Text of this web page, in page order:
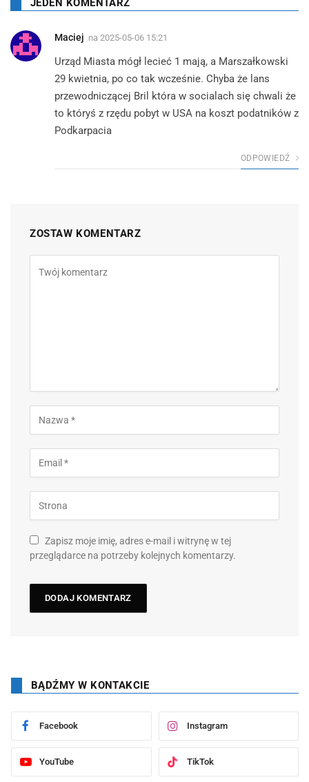
Maciej na 2025-05-06 15:21
Urząd Miasta mógł lecieć 1 mają, a Marszałkowski
29 kwietnia, po co tak wcześnie. Chyba że lans
przewodniczącej Bril która w socialach się chwali że
to któryś z rzędu pobyt w USA na koszt podatników z
Podkarpacia
ODPOWIEDŹ
ZOSTAW KOMENTARZ
Zapisz moje imię, adres e-mail i witrynę w tej
przeglądarce na potrzeby kolejnych komentarzy.
BĄDŹMY W KONTAKCIE
Facebook Instagram
YouTube TikTok